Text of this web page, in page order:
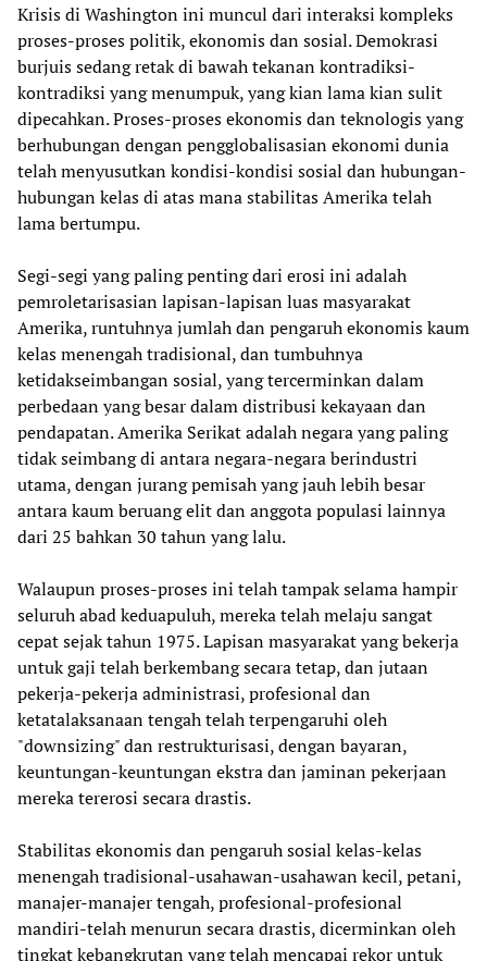
Krisis di Washington ini muncul dari interaksi kompleks
proses-proses politik, ekonomis dan sosial. Demokrasi
burjuis sedang retak di bawah tekanan kontradiksi-
kontradiksi yang menumpuk, yang kian lama kian sulit
dipecahkan. Proses-proses ekonomis dan teknologis yang
berhubungan dengan pengglobalisasian ekonomi dunia
telah menyusutkan kondisi-kondisi sosial dan hubungan-
hubungan kelas di atas mana stabilitas Amerika telah
lama bertumpu.
Segi-segi yang paling penting dari erosi ini adalah
pemroletarisasian lapisan-lapisan luas masyarakat
Amerika, runtuhnya jumlah dan pengaruh ekonomis kaum
kelas menengah tradisional, dan tumbuhnya
ketidakseimbangan sosial, yang tercerminkan dalam
perbedaan yang besar dalam distribusi kekayaan dan
pendapatan. Amerika Serikat adalah negara yang paling
tidak seimbang di antara negara-negara berindustri
utama, dengan jurang pemisah yang jauh lebih besar
antara kaum beruang elit dan anggota populasi lainnya
dari 25 bahkan 30 tahun yang lalu.
Walaupun proses-proses ini telah tampak selama hampir
seluruh abad keduapuluh, mereka telah melaju sangat
cepat sejak tahun 1975. Lapisan masyarakat yang bekerja
untuk gaji telah berkembang secara tetap, dan jutaan
pekerja-pekerja administrasi, profesional dan
ketatalaksanaan tengah telah terpengaruhi oleh
"downsizing" dan restrukturisasi, dengan bayaran,
keuntungan-keuntungan ekstra dan jaminan pekerjaan
mereka tererosi secara drastis.
Stabilitas ekonomis dan pengaruh sosial kelas-kelas
menengah tradisional-usahawan-usahawan kecil, petani,
manajer-manajer tengah, profesional-profesional
mandiri-telah menurun secara drastis, dicerminkan oleh
tingkat kebangkrutan yang telah mencapai rekor untuk